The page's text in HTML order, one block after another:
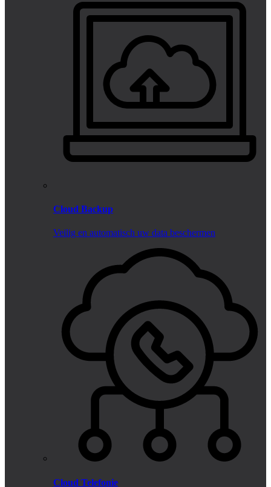
Cloud Backup
Veilig en automatisch uw data beschermen
Cloud Telefonie